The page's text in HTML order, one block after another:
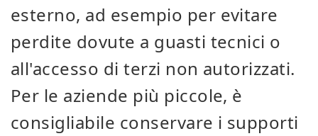
esterno, ad esempio per evitare
perdite dovute a guasti tecnici o
all'accesso di terzi non autorizzati.
Per le aziende più piccole, è
consigliabile conservare i supporti